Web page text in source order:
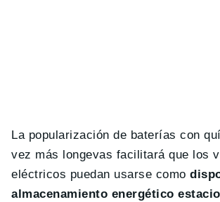
La popularización de baterías con
vez más longevas facilitará que los
eléctricos puedan usarse como
almacenamiento energético